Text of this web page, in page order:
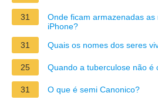
31
Onde ficam armazenadas
iPhone?
31
Quais os nomes dos seres
25 Quando a tuberculose não é
31 O que é semi Canonico?